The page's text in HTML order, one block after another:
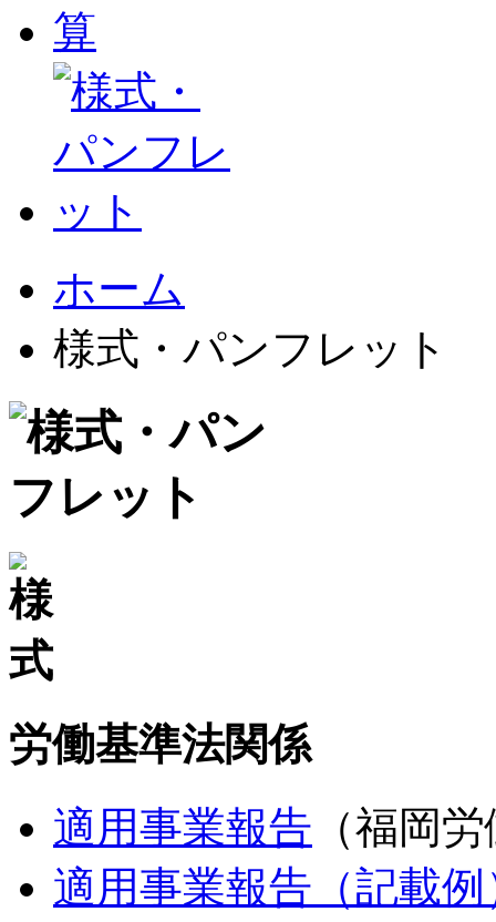
ホーム
様式・パンフレット
労働基準法関係
適用事業報告 （福岡
適用事業報告（記載例